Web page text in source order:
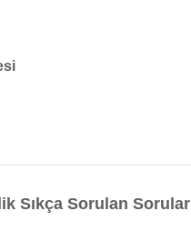
Sıkça Sorulan Sorular